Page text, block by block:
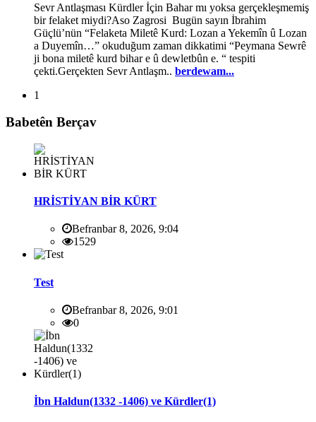
Sevr Antlaşması Kürdler İçin Bahar mı yoksa gerçekleşmemiş
bir felaket miydi?Aso Zagrosi Bugün sayın İbrahim
Güçlü’nün “Felaketa Miletê Kurd: Lozan a Yekemîn û Lozan
a Duyemîn…” okuduğum zaman dikkatimi “Peymana Sewrê
ji bona miletê kurd bihar e û dewletbûn e. “ tespiti
çekti.Gerçekten Sevr Antlaşm.. berdewam...
1
Babetên Berçav
HRİSTİYAN BİR KÜRT
Befranbar 8, 2026, 9:04
1529
Test
Befranbar 8, 2026, 9:01
0
İbn Haldun(1332 -1406) ve Kürdler(1)